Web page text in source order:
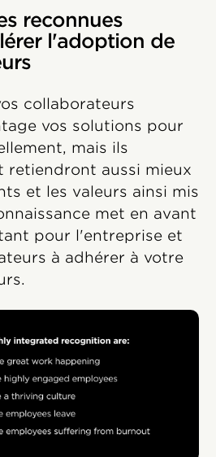
reconnues
l'adoption de
collaborateurs
vos solutions pour
mais ils
retiendront aussi mieux
et les valeurs ainsi mis
met en avant
pour l'entreprise et
à adhérer à votre